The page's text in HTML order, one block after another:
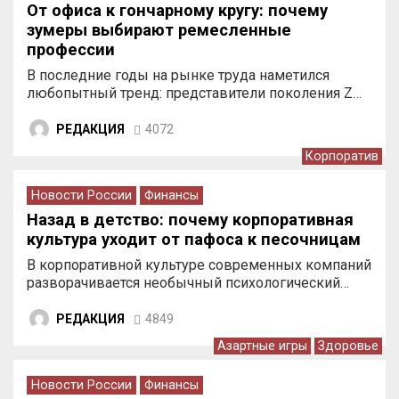
От офиса к гончарному кругу: почему
зумеры выбирают ремесленные
профессии
В последние годы на рынке труда наметился
любопытный тренд: представители поколения Z…
РЕДАКЦИЯ 4072
Корпоратив
Новости России Финансы
Назад в детство: почему корпоративная
культура уходит от пафоса к песочницам
В корпоративной культуре современных компаний
разворачивается необычный психологический…
РЕДАКЦИЯ 4849
Азартные игры Здоровье
Новости России Финансы